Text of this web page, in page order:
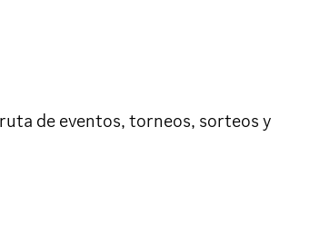
de eventos, torneos, sorteos y